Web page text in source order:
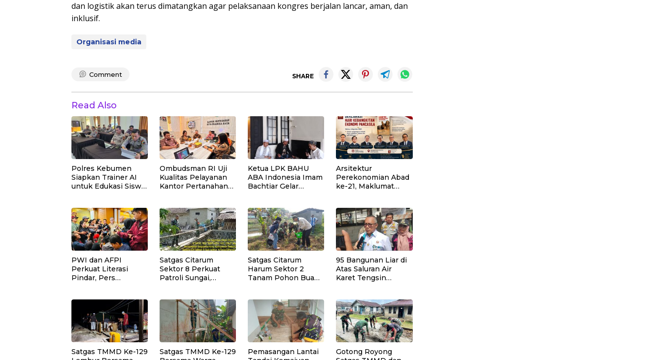
dan logistik akan terus dimatangkan agar pelaksanaan kongres berjalan lancar, aman, dan
inklusif.
Organisasi media
Comment SHARE
Read Also
Polres Kebumen
Siapkan Trainer AI
untuk Edukasi Siswa
Ombudsman RI Uji
Kualitas Pelayanan
Kantor Pertanahan
Ketua LPK BAHU
ABA Indonesia Imam
Bachtiar Gelar
Pengajian di Sukaraja
Arsitektur
Perekonomian Abad
ke-21, Maklumat
Menuju Kedaulatan
Ekonomi
PWI dan AFPI
Perkuat Literasi
Pindar, Pers
Publik Lawan Pinjol
Ilegal
Satgas Citarum
Sektor 8 Perkuat
Patroli Sungai,
Masyarakat di
Wilayah Binaan
Satgas Citarum
Harum Sektor 2
Tanam Pohon Buah
Kristiyanto: Jaga
Lingkungan
Sekaligus
Tingkatkan Manfaat
Ekonomi Warga
95 Bangunan Liar di
Atas Saluran Air
Karet Tengsin
Normalisasi Drainase
Satgas TMMD Ke-129
Satgas TMMD Ke-129
Pemasangan Lantai
Gotong Royong